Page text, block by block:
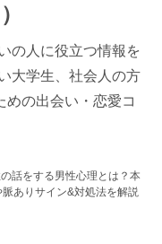
の人に役立つ情報を
大学生、社会人の方
めの出会い・恋愛コ
話をする男性心理とは？本
ありサイン&対処法を解説